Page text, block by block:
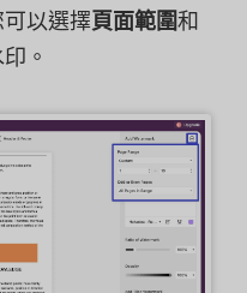
以選擇頁面範圍和
。